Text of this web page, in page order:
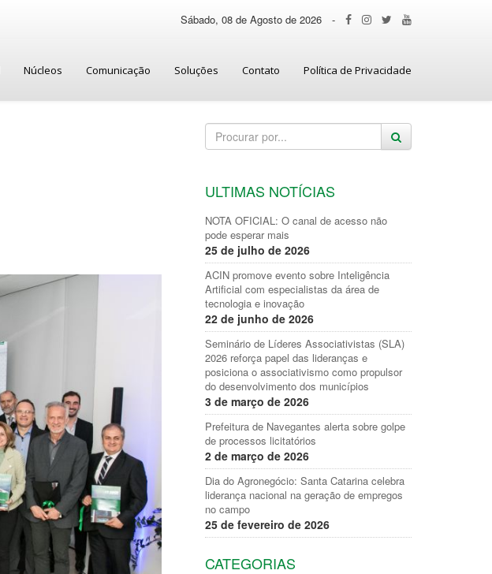
Sábado, 08 de Agosto de 2026 -
Núcleos Comunicação Soluções Contato Política de Privacidade
ULTIMAS NOTÍCIAS
NOTA OFICIAL: O canal de acesso não
pode esperar mais
25 de julho de 2026
ACIN promove evento sobre Inteligência
Artificial com especialistas da área de
tecnologia e inovação
22 de junho de 2026
Seminário de Líderes Associativistas (SLA)
2026 reforça papel das lideranças e
posiciona o associativismo como propulsor
do desenvolvimento dos municípios
3 de março de 2026
Prefeitura de Navegantes alerta sobre golpe
de processos licitatórios
2 de março de 2026
Dia do Agronegócio: Santa Catarina celebra
liderança nacional na geração de empregos
no campo
25 de fevereiro de 2026
CATEGORIAS